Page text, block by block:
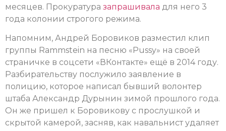
месяцев. Прокуратура запрашивала для него 3
года колонии строгого режима.
Напомним, Андрей Боровиков разместил клип
группы Rammstein на песню «Pussy» на своей
страничке в соцсети «ВКонтакте» ещё в 2014 году.
Разбирательству послужило заявление в
полицию, которое написал бывший волонтер
штаба Александр Дурынин зимой прошлого года.
Он же пришел к Боровикову с прослушкой и
скрытой камерой, засняв, как навальнист удаляет